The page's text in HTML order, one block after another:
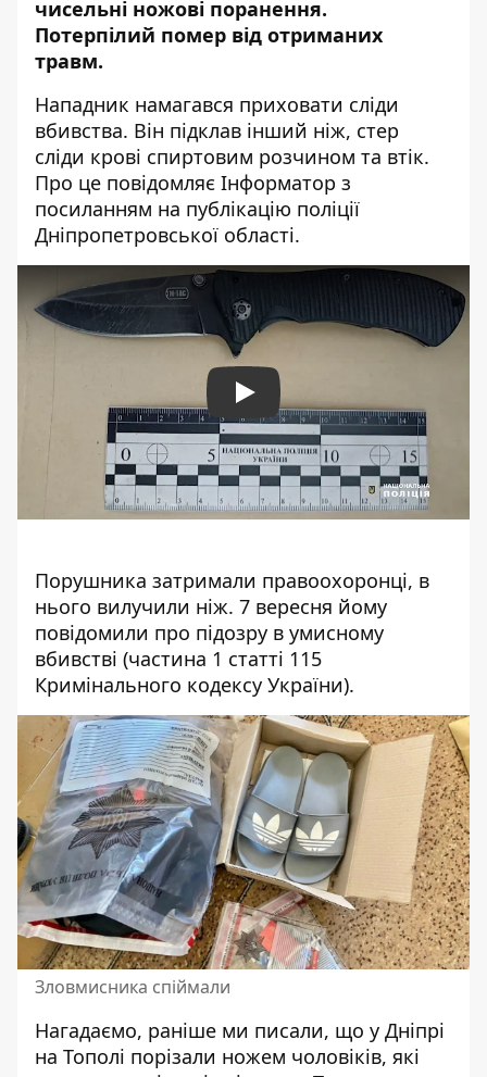
чисельні ножові поранення.
Потерпілий помер від отриманих
травм.
Нападник намагався приховати сліди
вбивства. Він підклав інший ніж, стер
сліди крові спиртовим розчином та втік.
Про це повідомляє Інформатор з
посиланням на публікацію поліції
Дніпропетровської області.
Play
Порушника затримали правоохоронці, в
нього вилучили ніж. 7 вересня йому
повідомили про підозру в умисному
вбивстві (частина 1 статті 115
Кримінального кодексу України).
Зловмисника спіймали
Нагадаємо, раніше ми писали, що у Дніпрі
на Тополі порізали ножем чоловіків, які